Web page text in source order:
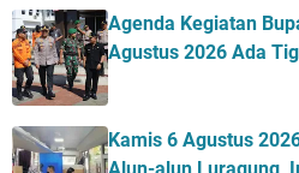
Agenda Kegiatan
Agustus 2026 Ada
Kamis 6 Agustus